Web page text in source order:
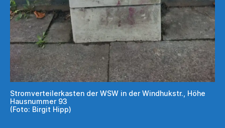
Stromverteilerkasten der WSW in der Windhukstr., Höhe
Hausnummer 93
(Foto: Birgit Hipp)